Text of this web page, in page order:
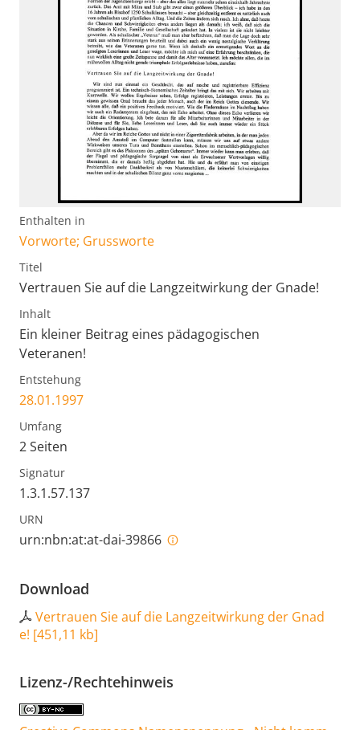
Enthalten in
Vorworte; Grussworte
Titel
Vertrauen Sie auf die Langzeitwirkung der Gnade!
Inhalt
Ein kleiner Beitrag eines pädagogischen
Veteranen!
Entstehung
28.01.1997
Umfang
2 Seiten
Signatur
1.3.1.57.137
URN
urn:nbn:at:at-dai-39866
Download
Vertrauen Sie auf die Langzeitwirkung der Gnad
e! [451,11 kb]
Lizenz-/Rechtehinweis